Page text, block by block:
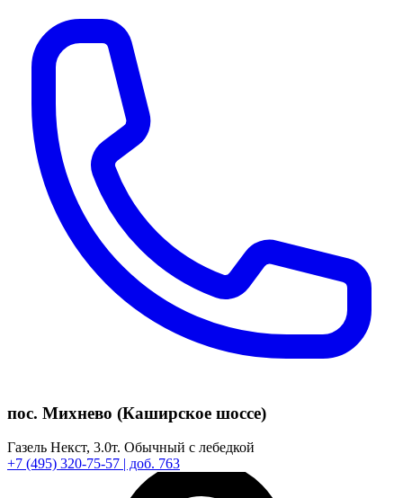
пос. Михнево (Каширское шоссе)
Газель Некст, 3.0т. Обычный с лебедкой
+7 (495) 320-75-57 | доб. 763